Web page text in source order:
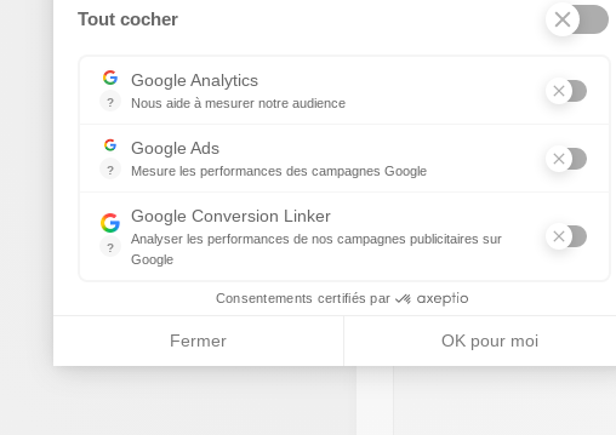
Contact rapide
Tout cocher
?
Google Analytics
Nous aide à mesurer notre audience
Essentiel pour la gestion de notre site web, il nous permet de
?
Google Ads
Mesure les performances des campagnes Google
Ce service permet aux annonceurs d'acheter des annonces ou des
?
Google Conversion Linker
Analyser les performances de nos campagnes publicitaires sur
Google
Consentements certifiés par
Fermer OK pour moi